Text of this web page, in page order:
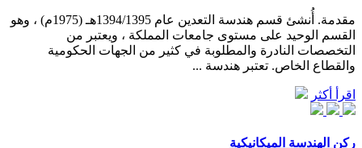
مقدمة. أُنشئ قسم هندسة التعدين عام 1394/1395هـ (1975م) ، وهو
القسم الوحيد على مستوى جامعات المملكة ، ويعتبر من
التخصصات النادرة والمطلوبة في كثير من الجهات الحكومية
والقطاع الخاص. تعتبر هندسة ...
اقرأ أكثر
ركن الهندسة الميكانيكية